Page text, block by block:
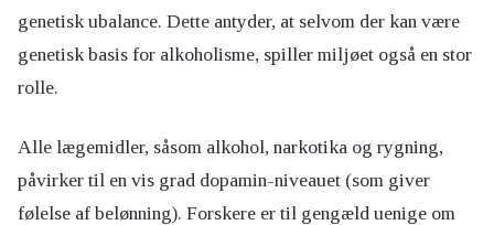
genetisk ubalance. Dette antyder, at selvom der kan være
genetisk basis for alkoholisme, spiller miljøet også en stor
rolle.
Alle lægemidler, såsom alkohol, narkotika og rygning,
påvirker til en vis grad dopamin-niveauet (som giver
følelse af belønning). Forskere er til gengæld uenige om